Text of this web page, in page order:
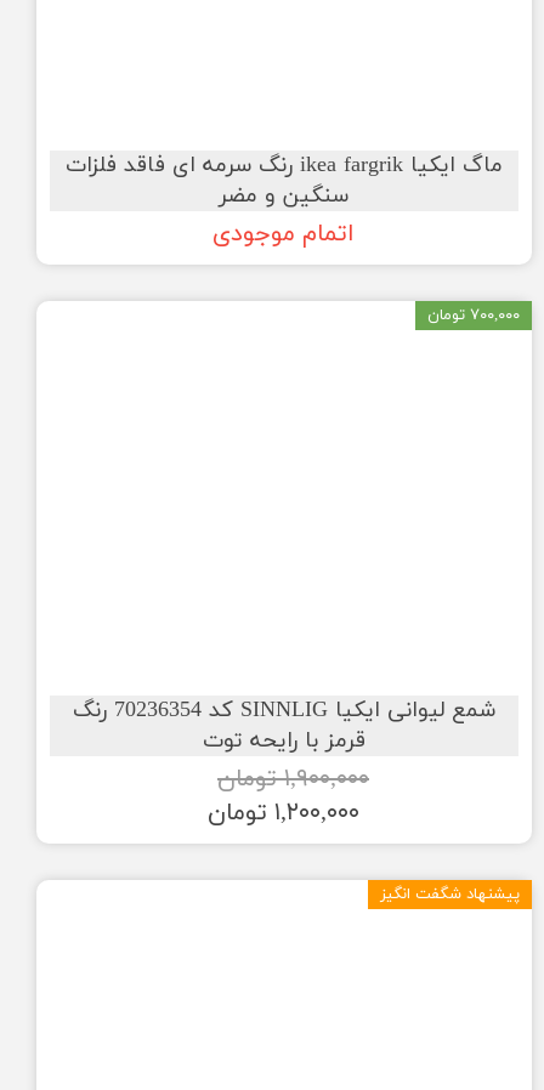
ماگ ایکیا ikea fargrik رنگ سرمه ای فاقد فلزات
سنگین و مضر
اتمام موجودی
شمع لیوانی ایکیا SINNLIG کد 70236354 رنگ
قرمز با رایحه توت
۱,۹۰۰,۰۰۰ تومان
۱,۲۰۰,۰۰۰ تومان
۷۰۰,۰۰۰ تومان
پیشنهاد شگفت انگیز